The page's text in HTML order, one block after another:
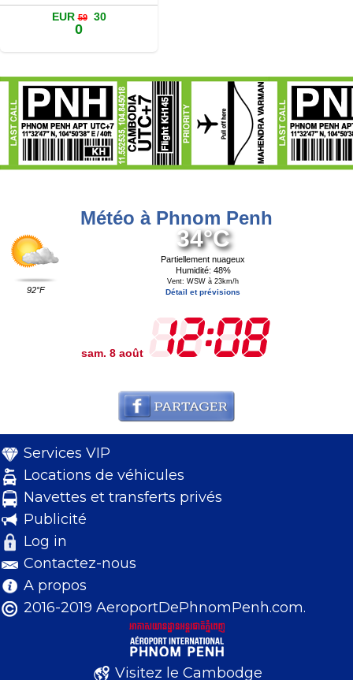
EUR5930
0
Météo à Phnom Penh
92°F
34°C
Partiellement nuageux
Humidité: 48%
Vent: WSW à 23km/h
Détail et prévisions
sam. 8 août
Services VIP
Locations de véhicules
Navettes et transferts privés
Publicité
Log in
Contactez-nous
A propos
2016-2019 AeroportDePhnomPenh.com.
Visitez le Cambodge